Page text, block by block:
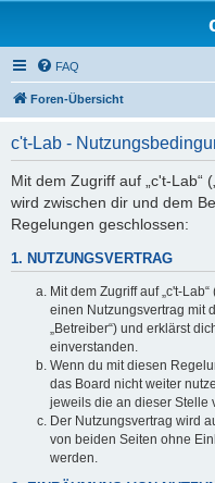
FAQ
Foren-Übersicht
c't-Lab -
Mit dem Zugriff auf „c't-Lab“
wird zwischen dir und dem
Regelungen geschlossen:
1. NUTZUNGSVERTRAG
Mit dem Zugriff auf „c't-
einen Nutzungsvertrag mit
„Betreiber“) und erklärst
einverstanden.
Wenn du mit diesen
das Board nicht weiter
jeweils die an dieser Stelle
Der Nutzungsvertrag wird
von beiden Seiten ohne
werden.